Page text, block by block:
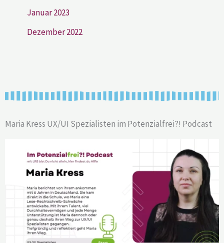
Januar 2023
Dezember 2022
Maria Kress UX/UI Spezialisten im Potenzialfrei?! Podcast